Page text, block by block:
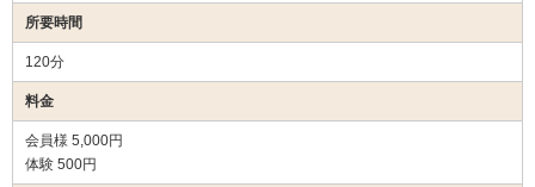
所要時間
120分
料金
会員様 5,000円
体験 500円